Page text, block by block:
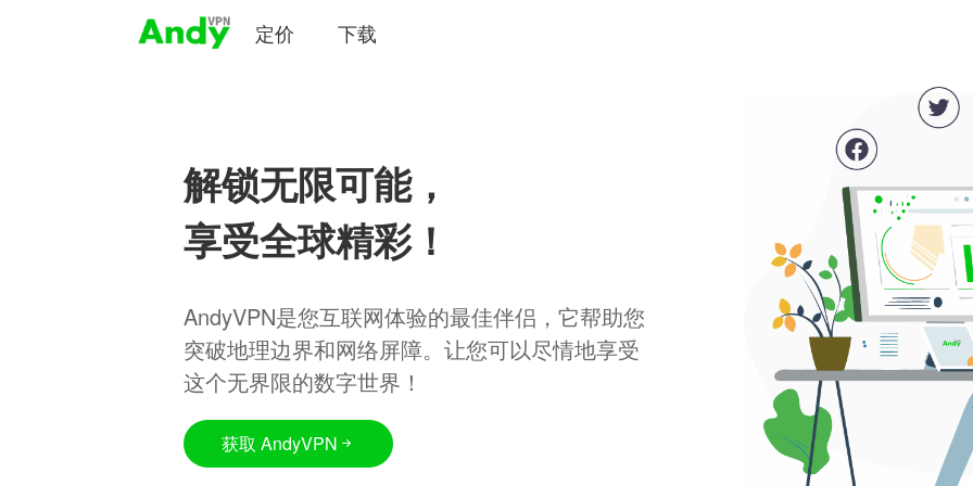
定价 下载
解锁无限可能，
享受全球精彩！
AndyVPN是您互联网体验的最佳伴侣，它帮助您
突破地理边界和网络屏障。让您可以尽情地享受
这个无界限的数字世界！
获取 AndyVPN